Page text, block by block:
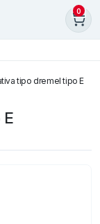
0
tipo dremel tipo E